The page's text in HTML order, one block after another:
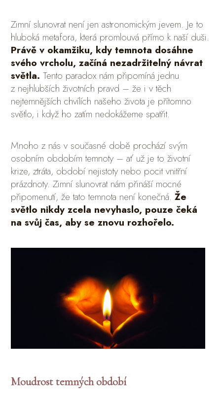
Zimní slunovrat není jen astronomickým jevem. Je to
hluboká metafora, která promlouvá přímo k naší duši.
Právě v okamžiku, kdy temnota dosáhne
svého vrcholu, začíná nezadržitelný návrat
světla.Tento paradox nám připomíná jednu
z nejhlubších životních pravd – že i v těch
nejtemnějších chvílích našeho života je přítomno
světlo, i když ho zatím nedokážeme spatřit.
Mnoho z nás v současné době prochází svým
osobním obdobím temnoty – ať už je to životní
krize, ztráta, období nejistoty nebo pocit vnitřní
prázdnoty. Zimní slunovrat nám přináší mocné
připomenutí, že tato temnota není konečná.Že
světlo nikdy zcela nevyhaslo, pouze čeká
na svůj čas, aby se znovu rozhořelo.
Moudrost temných období